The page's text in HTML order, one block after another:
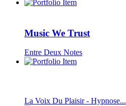
Music We Trust
Entre Deux Notes
La Voix Du Plaisir - Hypnose...